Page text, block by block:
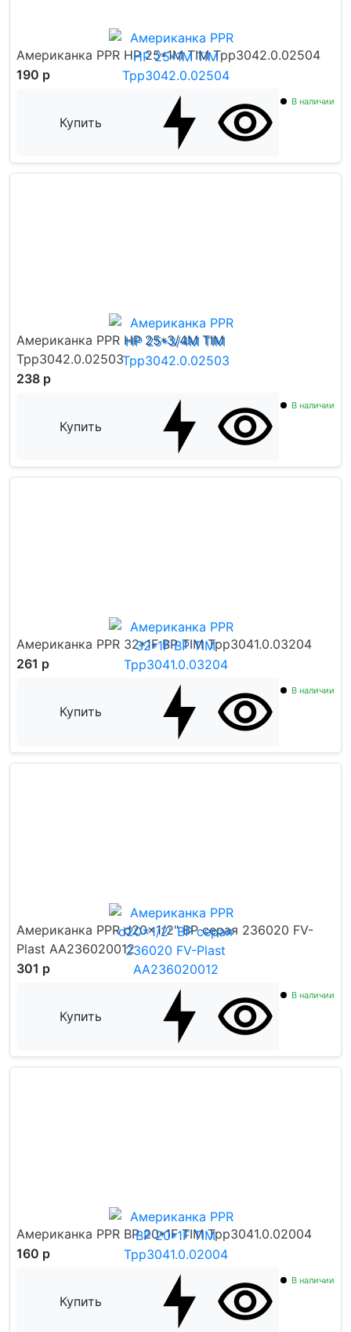
Американка PPR НР 25*1M TIM Tpp3042.0.02504
190 р
Купить
В наличии
Американка PPR НР 25*3/4M TIM
Tpp3042.0.02503
238 р
Купить
В наличии
Американка PPR 32*1F ВР TIM Tpp3041.0.03204
261 р
Купить
В наличии
Американка PPR d20x1/2" ВР серая 236020 FV-
Plast AA236020012
301 р
Купить
В наличии
Американка PPR ВР 20*1F TIM Tpp3041.0.02004
160 р
Купить
В наличии